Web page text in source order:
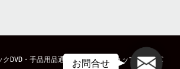
クDVD・手品用品通販のマジックショップ「MAGIC
メール
お問合せ